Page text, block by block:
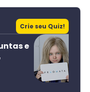
Crie seu Quiz!
e